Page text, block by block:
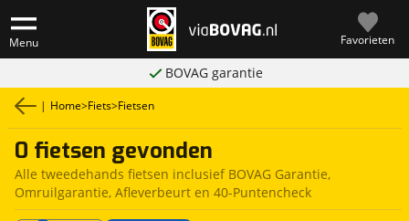
Menu Favorieten
BOVAG garantie
| Home>Fiets>Fietsen
0 fietsen gevonden
Alle tweedehands fietsen inclusief BOVAG Garantie,
Omruilgarantie, Afleverbeurt en 40-Puntencheck